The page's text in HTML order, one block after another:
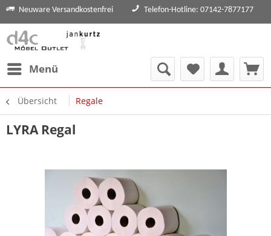
Neuware Versandkostenfrei Telefon-Hotline: 07142-7877177
Menü
Übersicht Regale
LYRA Regal